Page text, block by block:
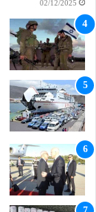
02/12/2025